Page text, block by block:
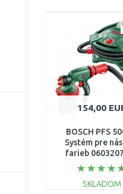
154,00
BOSCH PFS
Systém pre
farieb
SKLADOM